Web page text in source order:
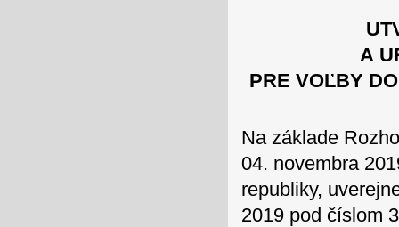
A
PRE VOĽBY
Na základe
04. novembra
republiky,
2019 pod číslom